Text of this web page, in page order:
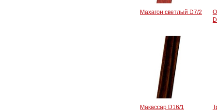
Махагон светлый D7/2
Макассар D16/1